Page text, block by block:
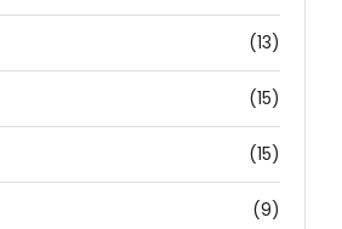
(13)
(15)
(15)
(9)